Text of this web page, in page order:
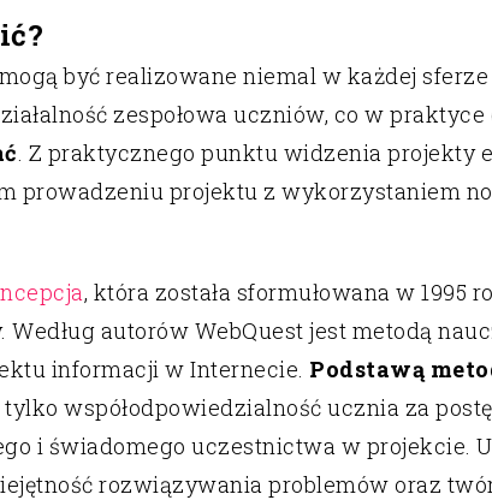
być realizowane niemal w każdej
zespołowa uczniów, co w praktyce
. Z praktycznego punktu widzenia projekty
prowadzeniu projektu z wykorzystaniem
, która została sformułowana w 1995
Według autorów WebQuest jest metodą
informacji w Internecie. Podstawą
tylko współodpowiedzialność ucznia za
i świadomego uczestnictwa w projekcie.
rozwiązywania problemów oraz